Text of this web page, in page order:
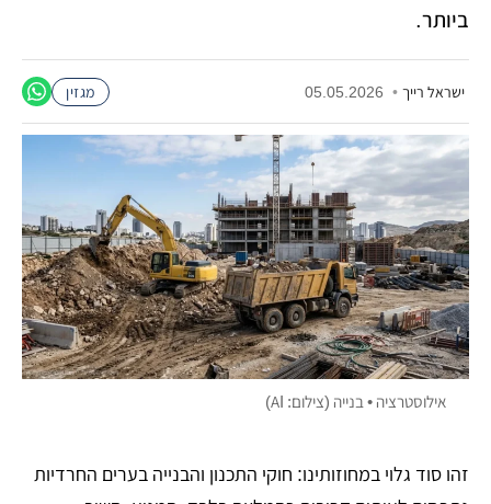
ביותר.
ישראל רייך •
05.05.2026 מגזין
אילוסטרציה • בנייה (צילום: AI)
זהו סוד גלוי במחוזותינו: חוקי התכנון והבנייה בערים החרדיות